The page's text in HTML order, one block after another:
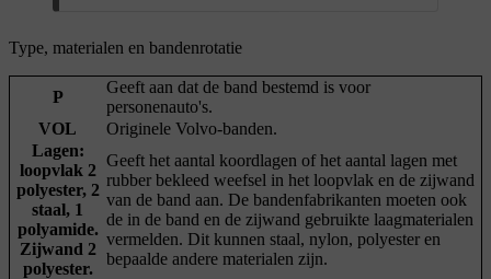
Type, materialen en bandenrotatie
P
Geeft aan dat de band bestemd is voor
personenauto's.
VOL
Originele Volvo-banden.
Lagen:
loopvlak 2
polyester, 2
staal, 1
polyamide.
Zijwand 2
polyester.
Geeft het aantal koordlagen of het aantal lagen met
rubber bekleed weefsel in het loopvlak en de zijwand
van de band aan. De bandenfabrikanten moeten ook
de in de band en de zijwand gebruikte laagmaterialen
vermelden. Dit kunnen staal, nylon, polyester en
bepaalde andere materialen zijn.